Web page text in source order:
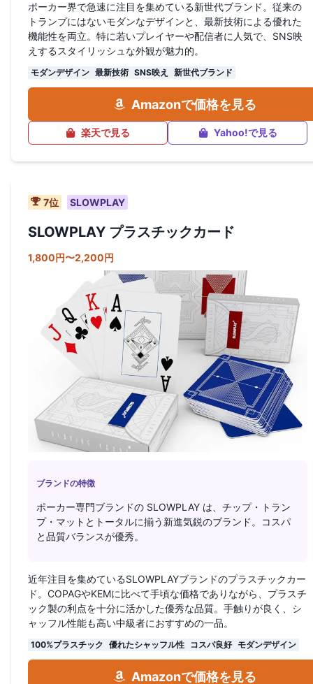
ポーカー界で急速に注目を集めている新世代ブランド。従来の
トランプにはないモダンなデザインと、最新技術による優れた
機能性を両立。特に若いプレイヤーや配信者に人気で、SNS映
えするスタイリッシュな外観が魅力的。
モダンデザイン 最新技術 SNS映え 新世代ブランド
Amazonで価格を見る
楽天で見る Yahoo!で見る
7位 SLOWPLAY
SLOWPLAY プラスチックカード
1,800円〜2,200円
ブランドの特徴
ポーカー専門ブランドの SLOWPLAY は、チップ・トラン
プ・マットとトータルに揃う新進気鋭のブランド。コスパ
と品質バランスが優秀。
近年注目を集めているSLOWPLAYブランドのプラスチックカー
ド。COPAGやKEMに比べて手頃な価格でありながら、プラスチ
ック製の利点を十分に活かした優秀な品質。手触りが良く、シ
ャッフル性能も高い中級者におすすめの一品。
100%プラスチック 優れたシャッフル性 コスパ良好 モダンデザイン
Amazonで価格を見る